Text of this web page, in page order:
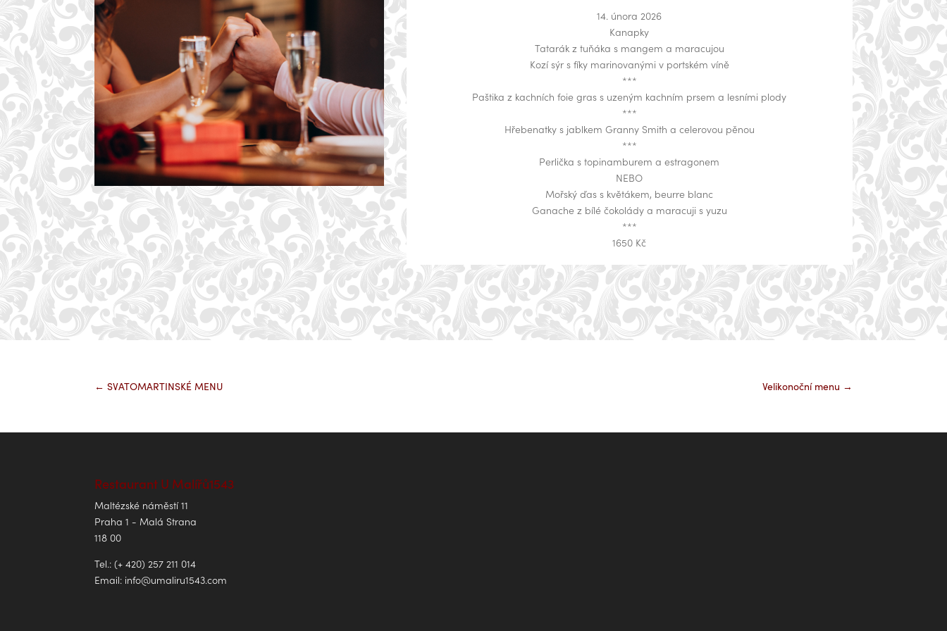
14. února 2026
Kanapky
Tatarák z tuňáka s mangem a maracujou
Kozí sýr s fíky marinovanými v portském víně
***
Paštika z kachních foie gras s uzeným kachním prsem a lesními plody
***
Hřebenatky s jablkem Granny Smith a celerovou pěnou
***
Perlička s topinamburem a estragonem
NEBO
Mořský ďas s květákem, beurre blanc
Ganache z bílé čokolády a maracuji s yuzu
***
1650 Kč
←SVATOMARTINSKÉ MENU Velikonoční menu →
Restaurant U Malířů1543
Maltézské náměstí 11
Praha 1 - Malá Strana
118 00
Tel.: (+ 420) 257 211 014
Email: info@umaliru1543.com